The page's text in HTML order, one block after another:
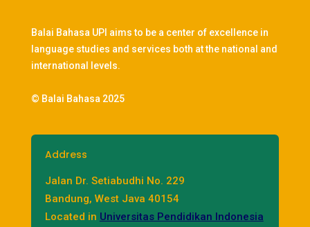
Balai Bahasa UPI aims to be a center of excellence in
language studies and services both at the national and
international levels.
© Balai Bahasa 2025
Address
Jalan Dr. Setiabudhi No. 229
Bandung, West Java 40154
Located in Universitas Pendidikan Indonesia